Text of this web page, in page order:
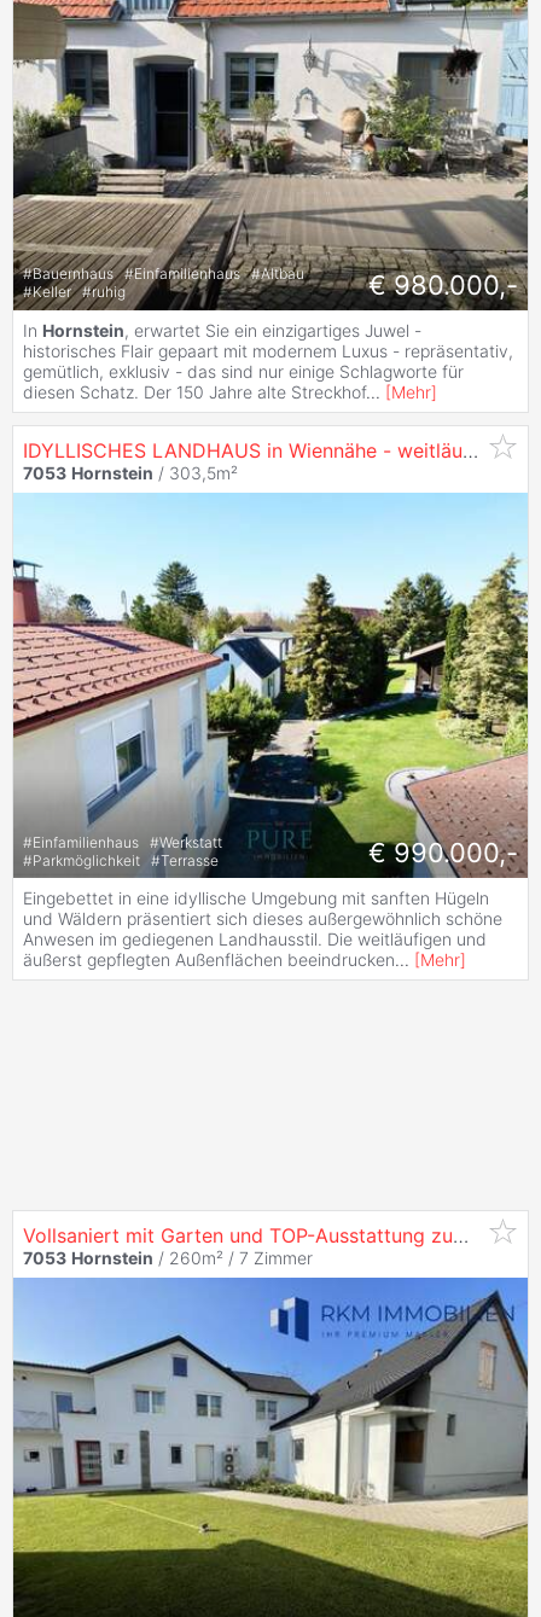
#Bauernhaus #Einfamilienhaus #Altbau
#Keller #ruhig € 980.000,-
In Hornstein, erwartet Sie ein einzigartiges Juwel -
historisches Flair gepaart mit modernem Luxus - repräsentativ,
gemütlich, exklusiv - das sind nur einige Schlagworte für
diesen Schatz. Der 150 Jahre alte Streckhof... [Mehr]
IDYLLISCHES LANDHAUS in Wiennähe - weitläufiger Eigengrund & vielfälitges Nutzungspotential!
7053 Hornstein / 303,5m²
#Einfamilienhaus #Werkstatt
#Parkmöglichkeit #Terrasse € 990.000,-
Eingebettet in eine idyllische Umgebung mit sanften Hügeln
und Wäldern präsentiert sich dieses außergewöhnlich schöne
Anwesen im gediegenen Landhausstil. Die weitläufigen und
äußerst gepflegten Außenflächen beeindrucken... [Mehr]
Vollsaniert mit Garten und TOP-Ausstattung zum besten Preis
7053 Hornstein / 260m² / 7 Zimmer